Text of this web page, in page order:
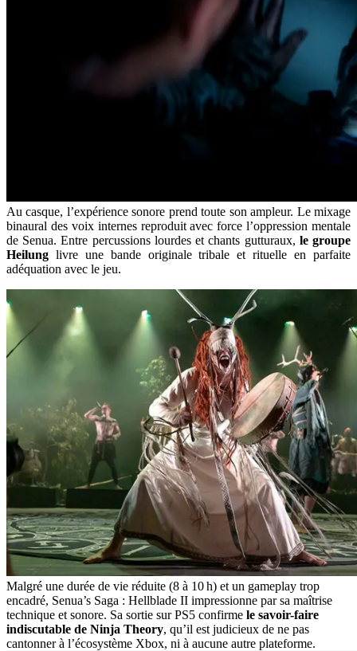
Au casque, l’expérience sonore prend toute son ampleur. Le mixage
binaural des voix internes reproduit avec force l’oppression mentale
de Senua. Entre percussions lourdes et chants gutturaux, le groupe
Heilung livre une bande originale tribale et rituelle en parfaite
adéquation avec le jeu.
Malgré une durée de vie réduite (8 à 10 h) et un gameplay trop
encadré, Senua’s Saga : Hellblade II impressionne par sa maîtrise
technique et sonore. Sa sortie sur PS5 confirme le savoir-faire
indiscutable de Ninja Theory, qu’il est judicieux de ne pas
cantonner à l’écosystème Xbox, ni à aucune autre plateforme.